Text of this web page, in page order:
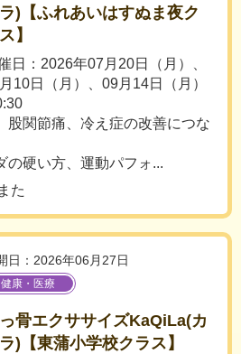
)【ふれあいはすぬま夜ク
】
日：2026年07月20日（月）、
10日（月）、09月14日（月）
股関節痛、冷え症の改善につな
の硬い方、運動パフォ...
た
日：2026年06月27日
健康・医療
骨エクササイズKaQiLa(カ
)【東蒲小学校クラス】